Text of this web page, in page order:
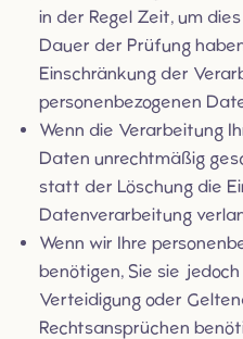
in der Regel Zeit, um
Dauer der Prüfung
Einschränkung der
personenbezogenen
Wenn die Verarbeitung
Daten unrechtmäßig
statt der Löschung die
Datenverarbeitung
Wenn wir Ihre
benötigen, Sie sie
Verteidigung oder
Rechtsansprüchen